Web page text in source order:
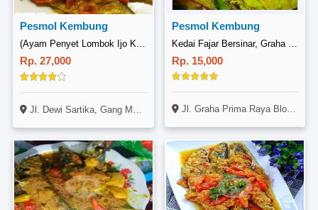
Pesmol Kembung
(Ayam Penyet Lombok Ijo Kawulan), Dewi Sartika
Rp. 27,000
Jl. Dewi Sartika, Gang Madali No. 6, Kramat Jati, Jakarta
Pesmol Kembung
Kedai Fajar Bersinar, Graha Prima Raya
Rp. 15,000
Jl. Graha Prima Raya Blok FA No. 18A, Tambun Selatan, Bekasi